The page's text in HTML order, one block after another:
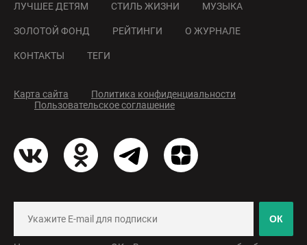
ЛУЧШЕЕ ДЕТЯМ СТИЛЬ ЖИЗНИ МУЗЫКА
ЗОЛОТОЙ ФОНД РЕЙТИНГИ О ЖУРНАЛЕ
КОНТАКТЫ ТЕГИ
Карта сайта
Политика конфиденциальности
Пользовательское соглашение
ОК